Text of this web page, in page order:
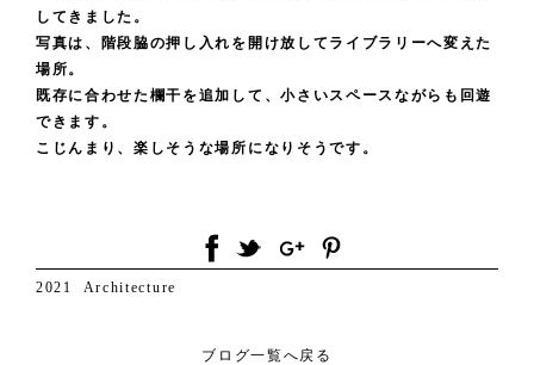
してきました。
写真は、階段脇の押し入れを開け放してライブラリーへ変えた
場所。
既存に合わせた欄干を追加して、小さいスペースながらも回遊
できます。
こじんまり、楽しそうな場所になりそうです。
2021 Architecture
ブログ一覧へ戻る